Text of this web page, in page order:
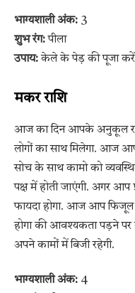
भाग्यशाली अंक: 3
शुभ रंग:पीला
उपाय:केले के पेड़ की पूजा
मकर राशि
आज का दिन आपके अनुकूल
लोगों का साथ मिलेगा. आज
सोच के साथ कामो को
पक्ष में होती जाएंगी. अगर
फायदा होगा. आज आप
होगा की आवश्यकता पड़ने पर
अपने कामों में बिजी रहेगी.
भाग्यशाली अंक: 4